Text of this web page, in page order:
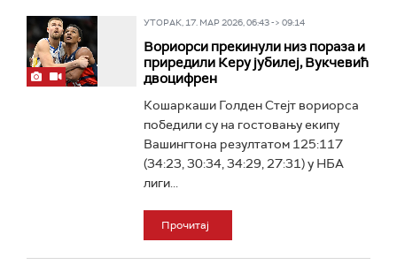
УТОРАК, 17. МАР 2026, 06:43 -> 09:14
Вориорси прекинули низ пораза и
приредили Керу јубилеј, Вукчевић
двоцифрен
Кошаркаши Голден Стејт вориорса
победили су на гостовању екипу
Вашингтона резултатом 125:117
(34:23, 30:34, 34:29, 27:31) у НБА
лиги...
Прочитај